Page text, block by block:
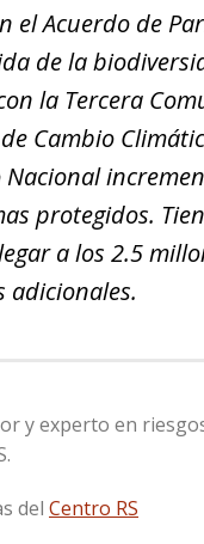
el Acuerdo de
de la
la Tercera
Cambio
protegidos.
a los 2.5
adicionales.
y experto en
del Centro RS